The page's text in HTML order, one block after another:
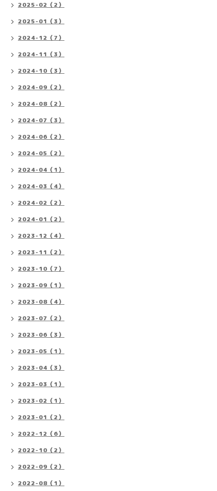
2025-02（2）
2025-01（3）
2024-12（7）
2024-11（3）
2024-10（3）
2024-09（2）
2024-08（2）
2024-07（3）
2024-06（2）
2024-05（2）
2024-04（1）
2024-03（4）
2024-02（2）
2024-01（2）
2023-12（4）
2023-11（2）
2023-10（7）
2023-09（1）
2023-08（4）
2023-07（2）
2023-06（3）
2023-05（1）
2023-04（3）
2023-03（1）
2023-02（1）
2023-01（2）
2022-12（6）
2022-10（2）
2022-09（2）
2022-08（1）